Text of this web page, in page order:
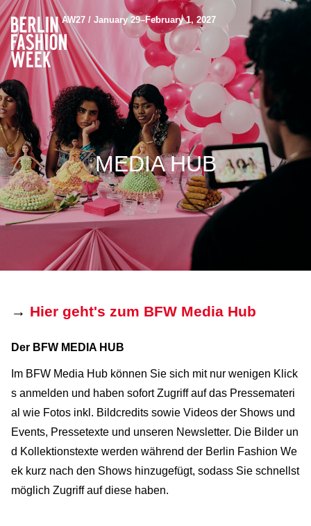
AW27 / January 29–February 1, 2027
MEDIA HUB
→ Hier geht's zum BFW Media Hub
Der BFW MEDIA HUB
Im BFW Media Hub können Sie sich mit nur wenigen Klick
s anmelden und haben sofort Zugriff auf das Pressemateri
al wie Fotos inkl. Bildcredits sowie Videos der Shows und
Events, Pressetexte und unseren Newsletter. Die Bilder un
d Kollektionstexte werden während der Berlin Fashion We
ek kurz nach den Shows hinzugefügt, sodass Sie schnellst
möglich Zugriff auf diese haben.